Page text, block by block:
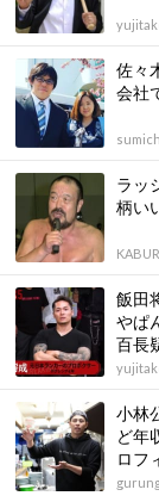
佐々
会社
ラッ
柄い
飯田
やぱ
百長
小林
ど年
ロフ